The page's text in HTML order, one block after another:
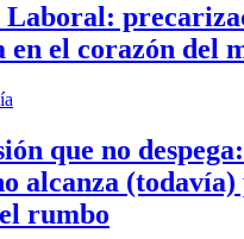
Laboral:
en el corazón del
que no
alcanza (todavía)
rumbo